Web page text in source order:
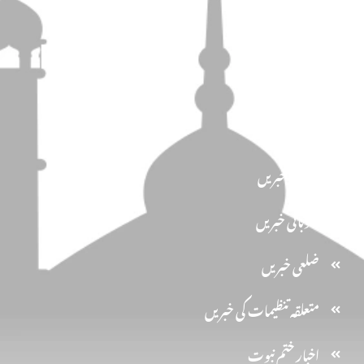
مرکزی خبریں
صوبائی خبریں
ضلعی خبریں
متعلقہ تنظیمات کی خبریں
اخبارِ ختم نبوت